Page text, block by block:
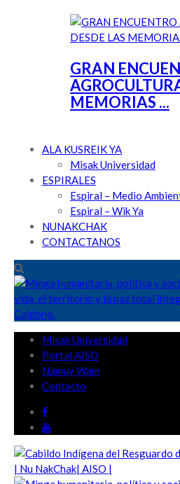
GRAN
MEMORIAS ...
ALA KUSREIK YA
Misak Universidad
ESPIRALES
Espiral – Medio
Espiral – Wik Ya
NUNAKCHAK
CONTACTANOS
Misak Universidad
Portal AISO
Namuy Wam
Contacto